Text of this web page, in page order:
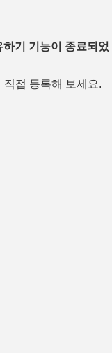
기 기능이 종료되었
접 등록해 보세요.